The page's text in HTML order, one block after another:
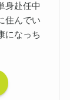
身赴任中
住んでい
になっち